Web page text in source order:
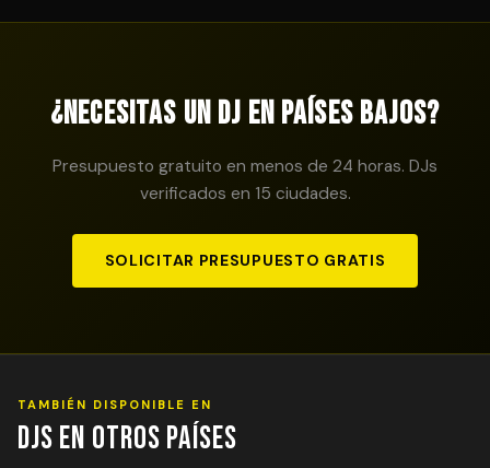
listado, contáctanos: probablemente tengamos
personalización no tiene coste adicional y es la clave
para que el evento sea exactamente como lo imaginas.
¿Necesitas un DJ en Países Bajos?
Presupuesto gratuito en menos de 24 horas. DJs
verificados en 15 ciudades.
SOLICITAR PRESUPUESTO GRATIS
TAMBIÉN DISPONIBLE EN
DJs en Otros Países